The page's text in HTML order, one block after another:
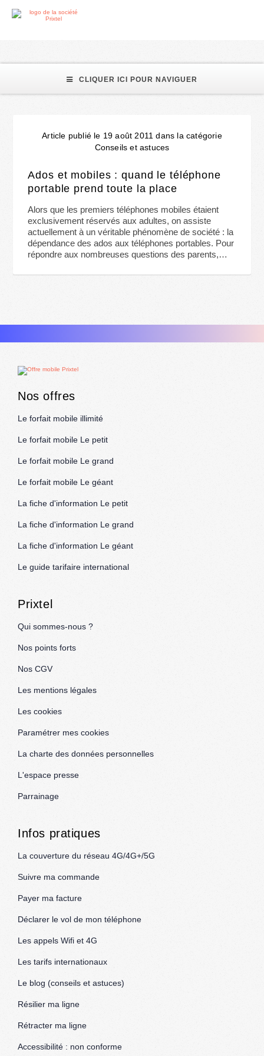
CLIQUER ICI POUR NAVIGUER
Article publié le 19 août 2011 dans la catégorie
Conseils et astuces
Ados et mobiles : quand le téléphone
portable prend toute la place
Alors que les premiers téléphones mobiles étaient
exclusivement réservés aux adultes, on assiste
actuellement à un véritable phénomène de société : la
dépendance des ados aux téléphones portables. Pour
répondre aux nombreuses questions des parents,…
Nos offres
Le forfait mobile illimité
Le forfait mobile Le petit
Le forfait mobile Le grand
Le forfait mobile Le géant
La fiche d'information Le petit
La fiche d'information Le grand
La fiche d'information Le géant
Le guide tarifaire international
Prixtel
Qui sommes-nous ?
Nos points forts
Nos CGV
Les mentions légales
Les cookies
Paramétrer mes cookies
La charte des données personnelles
L'espace presse
Parrainage
Infos pratiques
La couverture du réseau 4G/4G+/5G
Suivre ma commande
Payer ma facture
Déclarer le vol de mon téléphone
Les appels Wifi et 4G
Les tarifs internationaux
Le blog (conseils et astuces)
Résilier ma ligne
Rétracter ma ligne
Accessibilité : non conforme